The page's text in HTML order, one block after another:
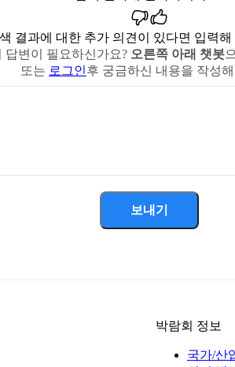
결과에 대한 추가 의견이 있다면 입력해
답변이 필요하신가요? 오른쪽 아래 챗봇
또는 로그인후 궁금하신 내용을 작성
보내기
박람회 정보
국가/산